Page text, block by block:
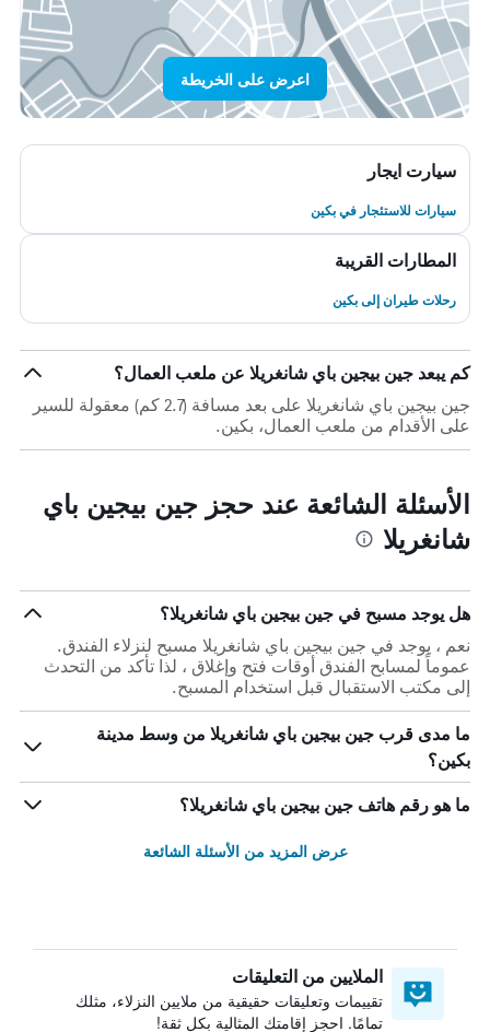
اعرض على الخريطة
سيارت ايجار
سيارات للاستئجار في بكين
المطارات القريبة
رحلات طيران إلى بكين
كم يبعد جين بيجين باي شانغريلا عن ملعب العمال؟
جين بيجين باي شانغريلا على بعد مسافة (2.7 كم) معقولة للسير
على الأقدام من ملعب العمال، بكين.
الأسئلة الشائعة عند حجز جين بيجين باي
شانغريلا
هل يوجد مسبح في جين بيجين باي شانغريلا؟
نعم ، يوجد في جين بيجين باي شانغريلا مسبح لنزلاء الفندق.
عموماً لمسابح الفندق أوقات فتح وإغلاق ، لذا تأكد من التحدث
إلى مكتب الاستقبال قبل استخدام المسبح.
ما مدى قرب جين بيجين باي شانغريلا من وسط مدينة
بكين؟
ما هو رقم هاتف جين بيجين باي شانغريلا؟
عرض المزيد من الأسئلة الشائعة
الملايين من التعليقات
تقييمات وتعليقات حقيقية من ملايين النزلاء، مثلك
تمامًا. احجز إقامتك المثالية بكل ثقة!